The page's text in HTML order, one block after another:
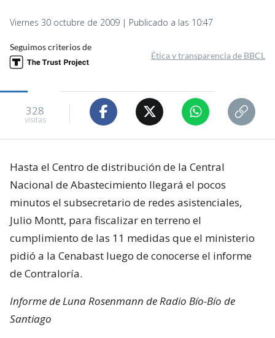
Viernes 30 octubre de 2009 | Publicado a las 10:47
Seguimos criterios de
Ética y transparencia de BBCL
328
visitas
Hasta el Centro de distribución de la Central
Nacional de Abastecimiento llegará el pocos
minutos el subsecretario de redes asistenciales,
Julio Montt, para fiscalizar en terreno el
cumplimiento de las 11 medidas que el ministerio
pidió a la Cenabast luego de conocerse el informe
de Contraloría.
Informe de Luna Rosenmann de Radio Bío-Bío de
Santiago